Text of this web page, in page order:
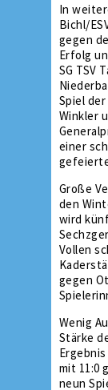
In
Bichl/
gegen
Erfolg
SG TSV
Spiel
Winkler
einer
Große
den
wird
Vollen
gegen
Wenig
Stärke
mit 11:0
neun